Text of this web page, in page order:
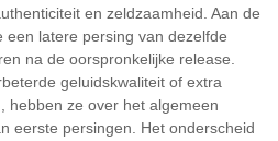
en zeldzaamheid. Aan de
latere persing van dezelfde
na de oorspronkelijke release.
geluidskwaliteit of extra
hebben ze over het algemeen
eerste persingen. Het onderscheid